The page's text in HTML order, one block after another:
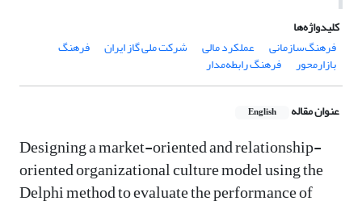
کلیدواژه‌ها
فرهنگ‌سازمانی
عملکرد مالی شرکت ملی گاز ایران فرهنگ
بازار‌محور فرهنگ رابطه‌مدار
عنوان مقاله English
Designing a market-oriented and relationship-
oriented organizational culture model using the
Delphi method to evaluate the performance of